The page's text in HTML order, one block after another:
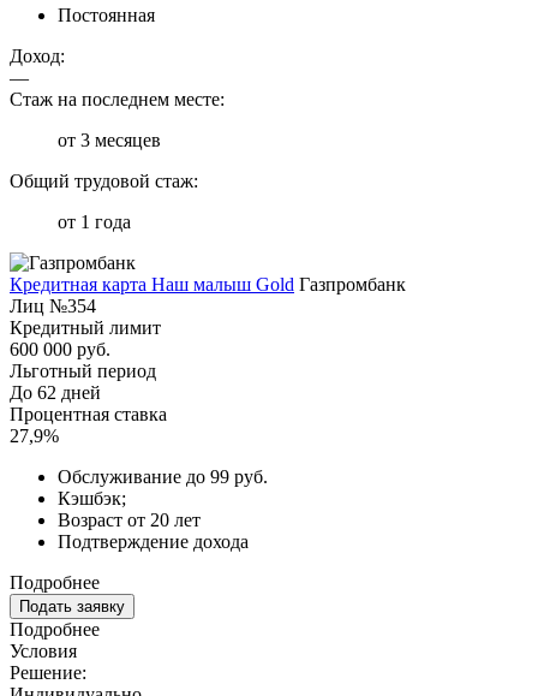
Постоянная
Доход:
—
Стаж на последнем месте:
от 3 месяцев
Общий трудовой стаж:
от 1 года
Кредитная карта Наш малыш Gold Газпромбанк
Лиц №354
Кредитный лимит
600 000 руб.
Льготный период
До 62 дней
Процентная ставка
27,9%
Обслуживание до 99 руб.
Кэшбэк;
Возраст от 20 лет
Подтверждение дохода
Подробнее
Подать заявку
Подробнее
Условия
Решение: